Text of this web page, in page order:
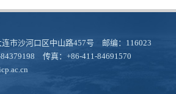
连市沙河口区中山路457号 邮编：116023
传真：+86-411-84691570